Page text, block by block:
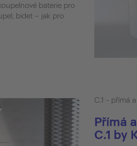
baterie pro
bidet – jak pro
C.1 - přímá
Přímá
C.1 by